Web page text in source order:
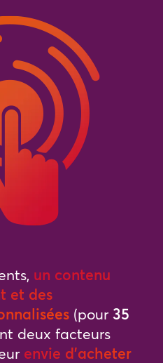
un contenu
et des
(pour 35
deux facteurs
envie d’acheter